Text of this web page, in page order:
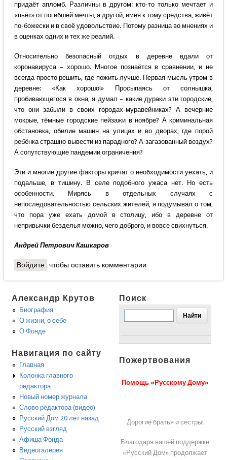
придаёт апломб. Различны в другом: кто-то только мечтает и
«пьёт» от погибшей мечты, а другой, имея к тому средства, живёт
по-божески и в своё удовольствие. Потому разница во мнениях и
в оценках одних и тех же реалий.
Относительно безопасный отдых в деревне вдали от
коронавируса – хорошо. Многое познаётся в сравнении, и не
всегда просто решить, где пожить лучше. Первая мысль утром в
деревне: «Как хорошо!» Просыпаясь от солнышка,
пробивающегося в окна, я думал – какие дураки эти городские,
что они забыли в своих городах-муравейниках? А вечерние
мокрые, тёмные городские пейзажи в ноябре? А криминальная
обстановка, обилие машин на улицах и во дворах, где порой
ребёнка страшно вывести из парадного? А загазованный воздух?
А сопутствующие пандемии ограничения?
Эти и многие другие факторы кричат о необходимости уехать, и
подальше, в тишину. В селе подобного ужаса нет. Но есть
особенности. Мирясь в отдельных случаях с
непоследовательностью сельских жителей, я подумывал о том,
что пора уже ехать домой в столицу, ибо в деревне от
непривычки безделья можно, чего доброго, и вовсе свихнуться.
Андрей Петрович Кашкаров
Войдите чтобы оставить комментарии
Александр Крутов
Биография
О жизни, о себе
О Фонде
Навигация по сайту
Главная
Колонка главного
редактора
Новый номер журнала
Слово редактора (видео)
Русский Дом 20 лет назад
Русский взгляд
Афиша Фонда
Видеогалерея
Поиск
Пожертвования
Помощь «Русскому Дому»
Дорогие братья и сестры!
Благодаря вашей поддержке
«Русский Дом» продолжает